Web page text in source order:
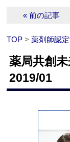
« 前の記事
TOP >薬剤師認
薬局共創
2019/01